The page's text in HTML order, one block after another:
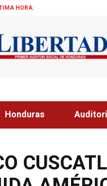
HORA:
Honduras